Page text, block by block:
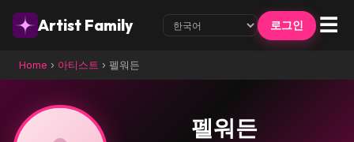
Artist Family 로그인 ☰
Home › 아티스트 › 펠워든
펠워든